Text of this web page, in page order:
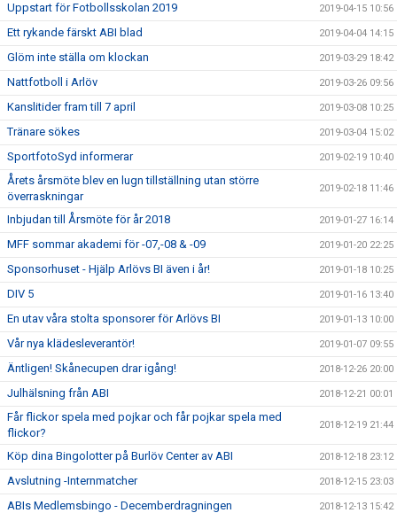
Uppstart för Fotbollsskolan 2019 2019-04-15 10:56
Ett rykande färskt ABI blad 2019-04-04 14:15
Glöm inte ställa om klockan 2019-03-29 18:42
Nattfotboll i Arlöv 2019-03-26 09:56
Kanslitider fram till 7 april 2019-03-08 10:25
Tränare sökes 2019-03-04 15:02
SportfotoSyd informerar 2019-02-19 10:40
Årets årsmöte blev en lugn tillställning utan större
överraskningar
2019-02-18 11:46
Inbjudan till Årsmöte för år 2018 2019-01-27 16:14
MFF sommar akademi för -07,-08 & -09 2019-01-20 22:25
Sponsorhuset - Hjälp Arlövs BI även i år! 2019-01-18 10:25
DIV 5 2019-01-16 13:40
En utav våra stolta sponsorer för Arlövs BI 2019-01-13 10:00
Vår nya klädesleverantör! 2019-01-07 09:55
Äntligen! Skånecupen drar igång! 2018-12-26 20:00
Julhälsning från ABI 2018-12-21 00:01
Får flickor spela med pojkar och får pojkar spela med
flickor?
2018-12-19 21:44
Köp dina Bingolotter på Burlöv Center av ABI 2018-12-18 23:12
Avslutning -Internmatcher 2018-12-15 23:03
ABIs Medlemsbingo - Decemberdragningen 2018-12-13 15:42